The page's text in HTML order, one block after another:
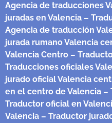
Agencia de traducciones
juradas en Valencia –
Agencia de traducción
jurada rumano Valencia
Valencia Centro –
Traducciones oficiales
jurado oficial Valencia
en el centro de Valencia –
Traductor oficial en
Valencia – Traductor